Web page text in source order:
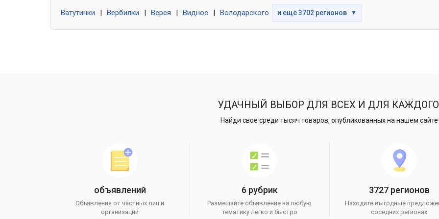
Ватутинки Вербилки Верея Видное Володарского и ещё 3702 регионов ▼
УДАЧНЫЙ ВЫБОР ДЛЯ ВСЕХ И ДЛЯ
Найди свое среди тысяч товаров, опубликованных на нашем сайте
объявлений
Объявления от частных лиц и
организаций
6 рубрик
Размещайте объявление на любую
тематику легко и быстро
3727 регионов
Находите выгодные
соседних регионах